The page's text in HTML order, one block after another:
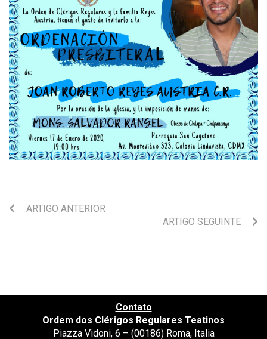
ARTIGO ANTERIOR
ARTIGO SEGUINTE
Contato
Ordem dos Clérigos Regulares Teatinos
Piazza Vidoni, 6 – (00186) Roma, Italia